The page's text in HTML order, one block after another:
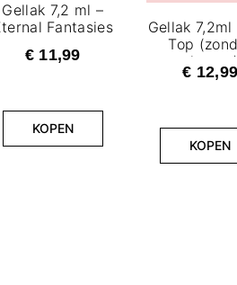
Gellak 7,2 ml –
Fantasies
€ 11,99
KOPEN
Gellak
Top
cleaner)
€ 12,99
KOPEN